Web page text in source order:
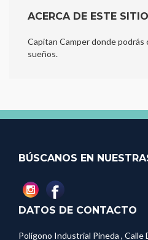
ACERCA DE ESTE SITIO
Capitan Camper donde
sueños.
BÚSCANOS EN
DATOS DE CONTACTO
Polígono Industrial Pineda , Calle